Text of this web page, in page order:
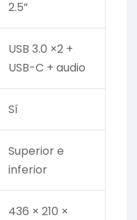
2.5”
USB 3.0 ×2 +
USB-C + audio
Sí
Superior e
inferior
436 × 210 ×